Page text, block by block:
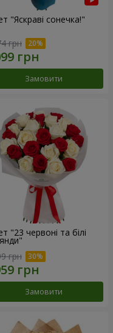
"Яскраві сонечка!"
грн
Замовити
"23 червоні та білі
грн
Замовити